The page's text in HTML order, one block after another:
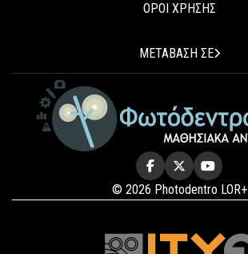
ΟΡΟΙ ΧΡΗΣΗΣ
ΜΕΤΑΒΑΣΗ ΣΕ
© 2026 Photodentro LOR+